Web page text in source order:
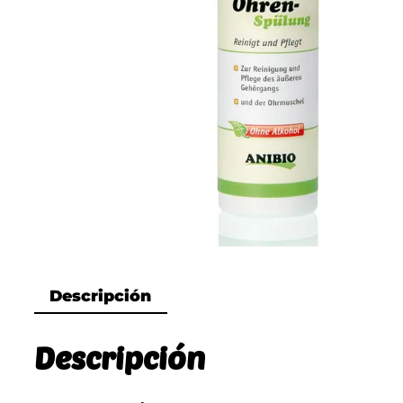
Descripción
Descripción